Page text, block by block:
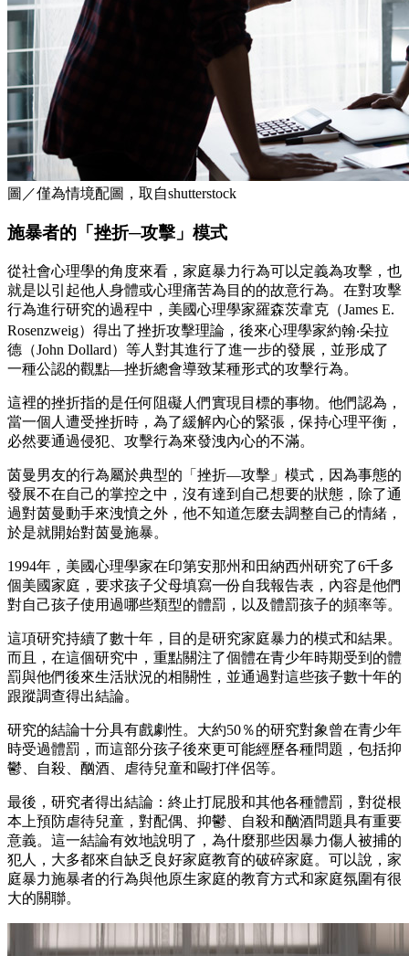
圖／僅為情境配圖，取自shutterstock
施暴者的「挫折─攻擊」模式
從社會心理學的角度來看，家庭暴力行為可以定義為攻擊，也
就是以引起他人身體或心理痛苦為目的的故意行為。在對攻擊
行為進行研究的過程中，美國心理學家羅森茨韋克（James E.
Rosenzweig）得出了挫折攻擊理論，後來心理學家約翰‧朵拉
德（John Dollard）等人對其進行了進一步的發展，並形成了
一種公認的觀點—挫折總會導致某種形式的攻擊行為。
這裡的挫折指的是任何阻礙人們實現目標的事物。他們認為，
當一個人遭受挫折時，為了緩解內心的緊張，保持心理平衡，
必然要通過侵犯、攻擊行為來發洩內心的不滿。
茵曼男友的行為屬於典型的「挫折—攻擊」模式，因為事態的
發展不在自己的掌控之中，沒有達到自己想要的狀態，除了通
過對茵曼動手來洩憤之外，他不知道怎麼去調整自己的情緒，
於是就開始對茵曼施暴。
1994年，美國心理學家在印第安那州和田納西州研究了6千多
個美國家庭，要求孩子父母填寫一份自我報告表，內容是他們
對自己孩子使用過哪些類型的體罰，以及體罰孩子的頻率等。
這項研究持續了數十年，目的是研究家庭暴力的模式和結果。
而且，在這個研究中，重點關注了個體在青少年時期受到的體
罰與他們後來生活狀況的相關性，並通過對這些孩子數十年的
跟蹤調查得出結論。
研究的結論十分具有戲劇性。大約50％的研究對象曾在青少年
時受過體罰，而這部分孩子後來更可能經歷各種問題，包括抑
鬱、自殺、酗酒、虐待兒童和毆打伴侶等。
最後，研究者得出結論：終止打屁股和其他各種體罰，對從根
本上預防虐待兒童，對配偶、抑鬱、自殺和酗酒問題具有重要
意義。這一結論有效地說明了，為什麼那些因暴力傷人被捕的
犯人，大多都來自缺乏良好家庭教育的破碎家庭。可以說，家
庭暴力施暴者的行為與他原生家庭的教育方式和家庭氛圍有很
大的關聯。